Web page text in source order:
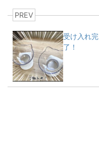
PREV
受け入れ完
了！